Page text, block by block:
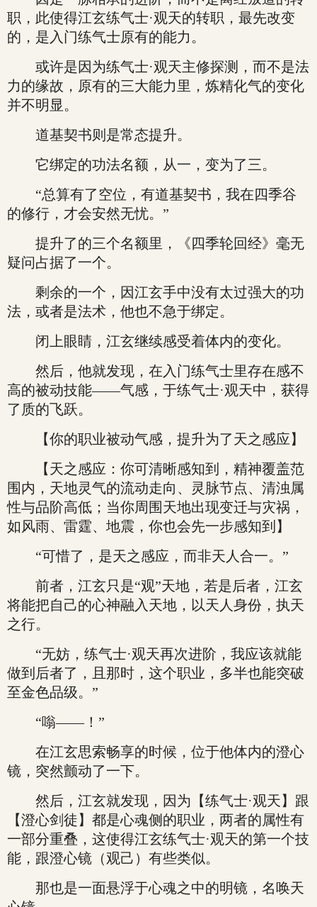
职，此使得江玄练气士·观天的转职，最先改变
的，是入门练气士原有的能力。
或许是因为练气士·观天主修探测，而不是法
力的缘故，原有的三大能力里，炼精化气的变化
并不明显。
道基契书则是常态提升。
它绑定的功法名额，从一，变为了三。
“总算有了空位，有道基契书，我在四季谷
的修行，才会安然无忧。”
提升了的三个名额里，《四季轮回经》毫无
疑问占据了一个。
剩余的一个，因江玄手中没有太过强大的功
法，或者是法术，他也不急于绑定。
闭上眼睛，江玄继续感受着体内的变化。
然后，他就发现，在入门练气士里存在感不
高的被动技能——气感，于练气士·观天中，获得
了质的飞跃。
【你的职业被动气感，提升为了天之感应】
【天之感应：你可清晰感知到，精神覆盖范
围内，天地灵气的流动走向、灵脉节点、清浊属
性与品阶高低；当你周围天地出现变迁与灾祸，
如风雨、雷霆、地震，你也会先一步感知到】
“可惜了，是天之感应，而非天人合一。”
前者，江玄只是“观”天地，若是后者，江玄
将能把自己的心神融入天地，以天人身份，执天
之行。
“无妨，练气士·观天再次进阶，我应该就能
做到后者了，且那时，这个职业，多半也能突破
至金色品级。”
“嗡——！”
在江玄思索畅享的时候，位于他体内的澄心
镜，突然颤动了一下。
然后，江玄就发现，因为【练气士·观天】跟
【澄心剑徒】都是心魂侧的职业，两者的属性有
一部分重叠，这使得江玄练气士·观天的第一个技
能，跟澄心镜（观己）有些类似。
那也是一面悬浮于心魂之中的明镜，名唤天